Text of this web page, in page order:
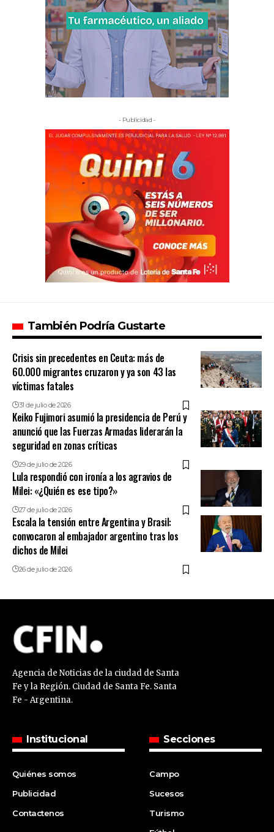
- Publicidad -
También Podría Gustarte
Crisis sin precedentes en Ceuta: más de
60.000 migrantes cruzaron y ya son 43 las
víctimas fatales
31 de julio de 2026
Keiko Fujimori asumió la presidencia de Perú y
anunció que las Fuerzas Armadas liderarán la
seguridad en zonas críticas
29 de julio de 2026
Lula respondió con ironía a los agravios de
Milei: «¿Quién es ese tipo?»
27 de julio de 2026
Escala la tensión entre Argentina y Brasil:
convocaron al embajador argentino tras los
dichos de Milei
26 de julio de 2026
Agencia de Noticias de la ciudad de Santa
Fe y la Región. Ciudad de Santa Fe. Santa
Fe - Argentina.
Institucional
Quiénes somos
Publicidad
Contactenos
Secciones
Campo
Sucesos
Turismo